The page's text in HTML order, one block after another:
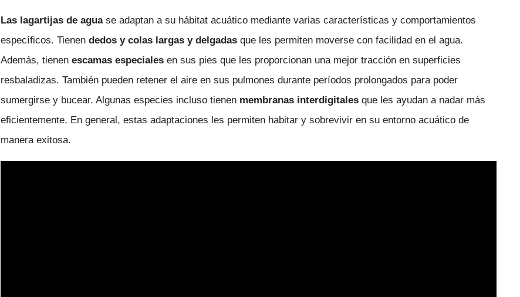
Las lagartijas de aguase adaptan a su hábitat acuático mediante varias características y comportamientos
específicos. Tienendedos y colas largas y delgadas que les permiten moverse con facilidad en el agua.
Además, tienenescamas especiales en sus pies que les proporcionan una mejor tracción en superficies
resbaladizas. También pueden retener el aire en sus pulmones durante períodos prolongados para poder
sumergirse y bucear. Algunas especies incluso tienen membranas interdigitales que les ayudan a nadar más
eficientemente. En general, estas adaptaciones les permiten habitar y sobrevivir en su entorno acuático de
manera exitosa.